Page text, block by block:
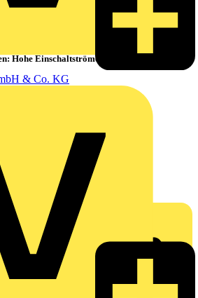
& Co. KG
Hohe Einschaltströme beherrschen
für Photovoltaik & Wohnbau